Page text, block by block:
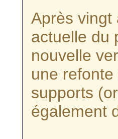
Après vingt
actuelle du
nouvelle
une
supports
également